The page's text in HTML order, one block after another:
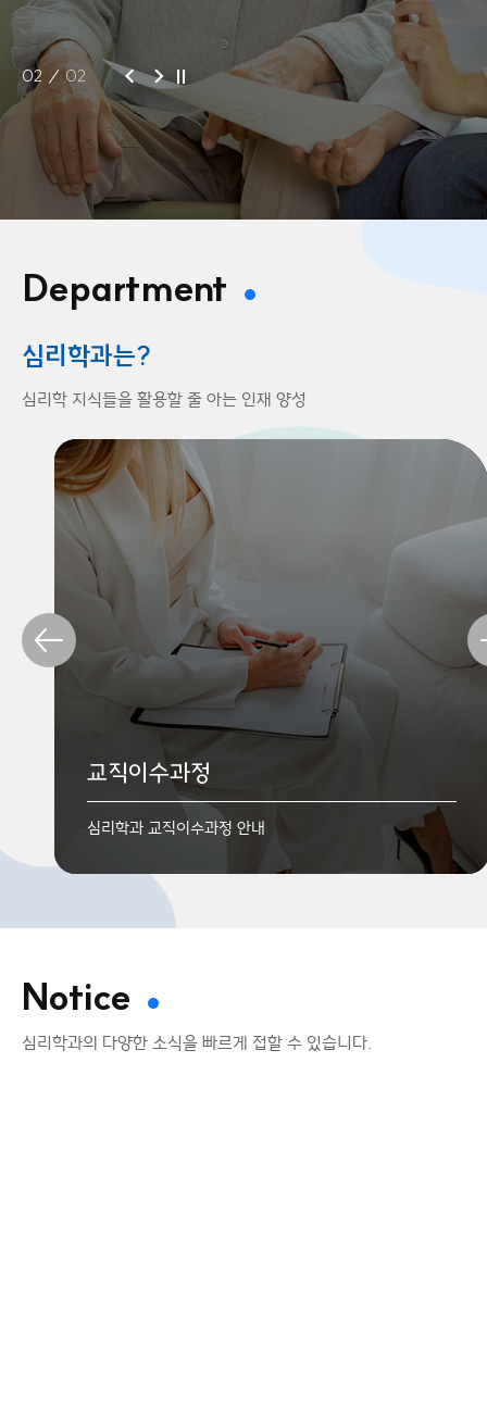
01 02
Department
심리학과는?
심리학 지식들을 활용할 줄 아는 인재 양성
학과소개
학과 특징 및 차별화된 프로그램
교직이수과정
심리학과 교직이수과정 안내
교육목표
지식과 연구방법론을 습득하고 실생활의 장면에서 심리학
지식들을 활용할 줄 아는 인재를 양성하는 것을 목표
Notice
심리학과의 다양한 소식을 빠르게 접할 수 있습니다.